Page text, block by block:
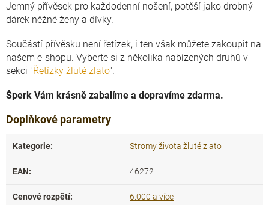
Jemný přívěsek pro každodenní nošení, potěší jako drobný
dárek něžné ženy a dívky.
Součástí přívěsku není řetízek, i ten však můžete zakoupit na
našem e-shopu. Vyberte si z několika nabízených druhů v
sekci "Řetízky žluté zlato".
Šperk Vám krásně zabalíme a dopravíme zdarma.
Doplňkové parametry
Kategorie: Stromy života žluté zlato
EAN: 46272
Cenové rozpětí: 6.000 a více